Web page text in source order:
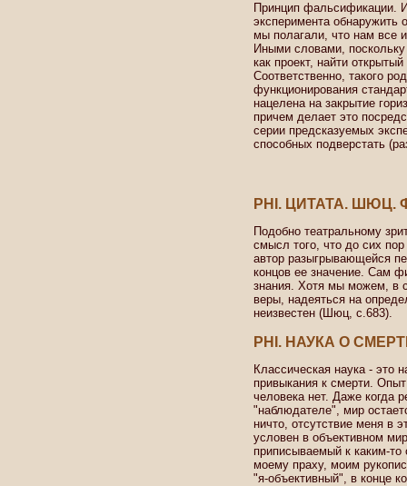
Принцип фальсификации.
эксперимента обнаружить
мы полагали, что нам все
Иными словами,
как проект, найти
Соответственно, такого
функционирования
нацелена на закрытие
причем делает это
серии предсказуемых
способных подверстать
PHI. ЦИТАТА. ШЮЦ.
Подобно театральному
смысл того, что до сих
автор разыгрывающейся
концов ее значение. Сам
знания. Хотя мы можем, в
веры, надеяться на
неизвестен (Шюц, с.683).
PHI. НАУКА О
Классическая наука - это
привыкания к смерти.
человека нет. Даже когда
"наблюдателе", мир
ничто, отсутствие меня в
условен в объективном
приписываемый к каким-
моему праху, моим
"я-объективный", в конце